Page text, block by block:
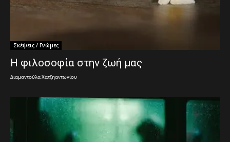
Σκέψεις / Γνώμες
Η φιλοσοφία στην ζωή μας
Διαμαντούλα Χατζηαντωνίου